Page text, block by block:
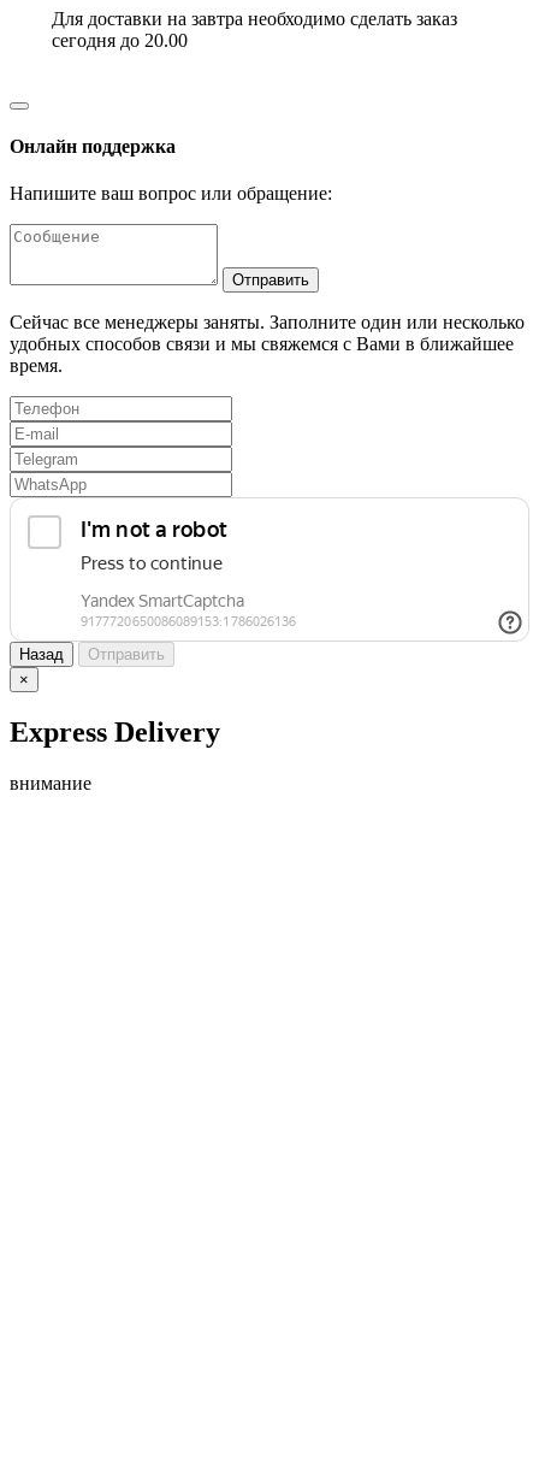
Для доставки на завтра необходимо сделать заказ
сегодня до 20.00
Онлайн поддержка
Напишите ваш вопрос или обращение:
Отправить
Сейчас все менеджеры заняты. Заполните один или несколько
удобных способов связи и мы свяжемся с Вами в ближайшее
время.
Назад
Отправить
×
Express Delivery
внимание